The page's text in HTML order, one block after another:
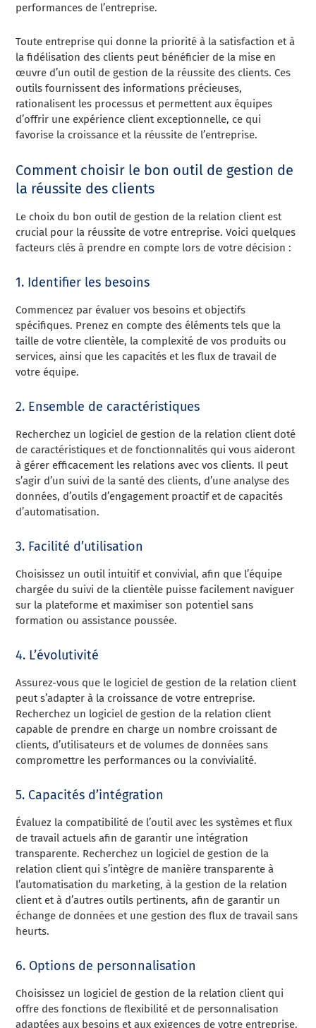
performances de l’entreprise.
Toute entreprise qui donne la priorité à la satisfaction et à
la fidélisation des clients peut bénéficier de la mise en
œuvre d’un outil de gestion de la réussite des clients. Ces
outils fournissent des informations précieuses,
rationalisent les processus et permettent aux équipes
d’offrir une expérience client exceptionnelle, ce qui
favorise la croissance et la réussite de l’entreprise.
Comment choisir le bon outil de gestion de
la réussite des clients
Le choix du bon outil de gestion de la relation client est
crucial pour la réussite de votre entreprise. Voici quelques
facteurs clés à prendre en compte lors de votre décision :
1. Identifier les besoins
Commencez par évaluer vos besoins et objectifs
spécifiques. Prenez en compte des éléments tels que la
taille de votre clientèle, la complexité de vos produits ou
services, ainsi que les capacités et les flux de travail de
votre équipe.
2. Ensemble de caractéristiques
Recherchez un logiciel de gestion de la relation client doté
de caractéristiques et de fonctionnalités qui vous aideront
à gérer efficacement les relations avec vos clients. Il peut
s’agir d’un suivi de la santé des clients, d’une analyse des
données, d’outils d’engagement proactif et de capacités
d’automatisation.
3. Facilité d’utilisation
Choisissez un outil intuitif et convivial, afin que l’équipe
chargée du suivi de la clientèle puisse facilement naviguer
sur la plateforme et maximiser son potentiel sans
formation ou assistance poussée.
4. L’évolutivité
Assurez-vous que le logiciel de gestion de la relation client
peut s’adapter à la croissance de votre entreprise.
Recherchez un logiciel de gestion de la relation client
capable de prendre en charge un nombre croissant de
clients, d’utilisateurs et de volumes de données sans
compromettre les performances ou la convivialité.
5. Capacités d’intégration
Évaluez la compatibilité de l’outil avec les systèmes et flux
de travail actuels afin de garantir une intégration
transparente. Recherchez un logiciel de gestion de la
relation client qui s’intègre de manière transparente à
l’automatisation du marketing, à la gestion de la relation
client et à d’autres outils pertinents, afin de garantir un
échange de données et une gestion des flux de travail sans
heurts.
6. Options de personnalisation
Choisissez un logiciel de gestion de la relation client qui
offre des fonctions de flexibilité et de personnalisation
adaptées aux besoins et aux exigences de votre entreprise.